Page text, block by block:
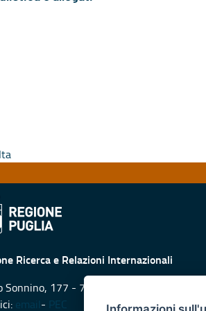
Ricerca e Relazioni Internazionali
Sonnino, 177 - 70121 Bari
email - PEC